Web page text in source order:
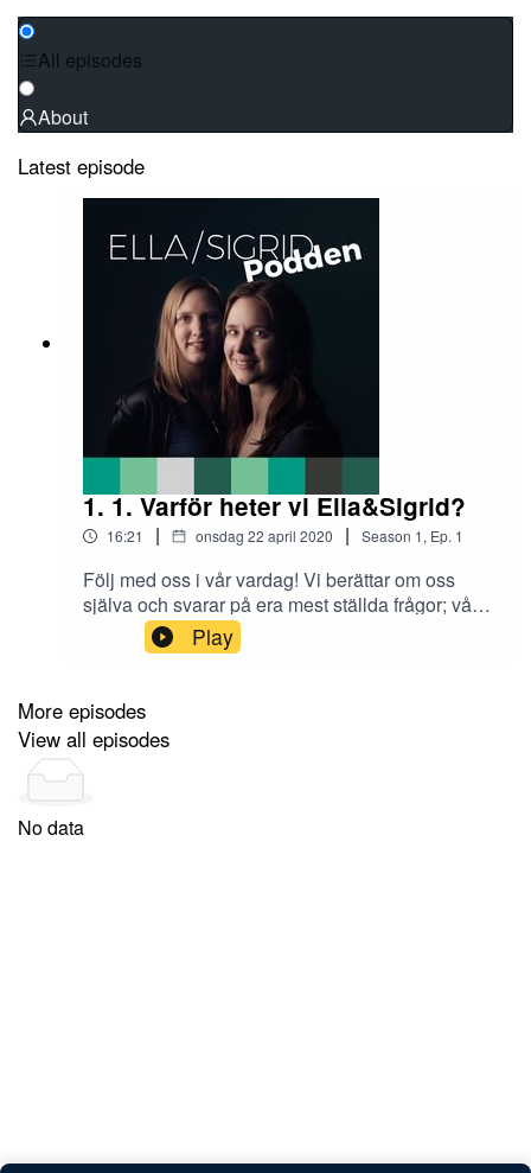
All episodes
About
Latest episode
1. 1. Varför heter vi Ella&Sigrid?
16:21 | onsdag 22 april 2020 | Season 1, Ep. 1
Följ med oss i vår vardag! Vi berättar om oss
själva och svarar på era mest ställda frågor; vårt
namn och våra 6-timmarsdagar.
Play
More episodes
View all episodes
No data